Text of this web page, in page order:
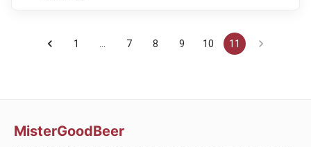
1 7 8 9 10 11
MisterGoodBeer